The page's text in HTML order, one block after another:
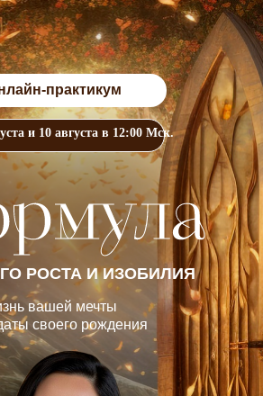
РОСТА И ИЗОБИЛИЯ
и 10 августа в 12:00 Мск.
вашей мечты
своего рождения
практикум